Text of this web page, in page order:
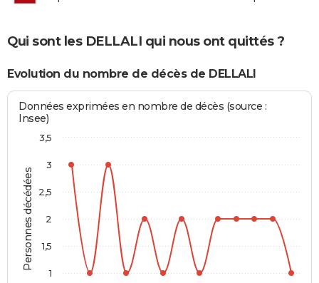
Qui sont les DELLALI qui nous ont quittés ?
Evolution du nombre de décès de DELLALI
Personnes décédées
Données exprimées en nombre de décès (source :
Insee)
1
1,5
2
2,5
3
3,5